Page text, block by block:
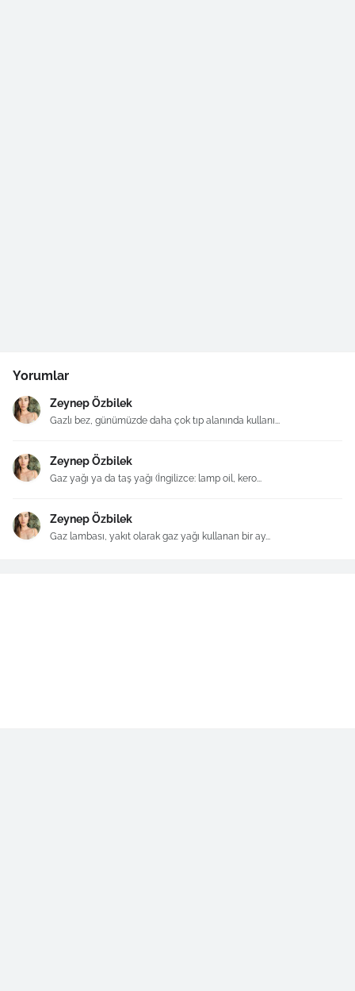
Yorumlar
Zeynep Özbilek
Gazlı bez, günümüzde daha çok tıp alanında kullanı...
Zeynep Özbilek
Gaz yağı ya da taş yağı (İngilizce: lamp oil, kero...
Zeynep Özbilek
Gaz lambası, yakıt olarak gaz yağı kullanan bir ay...